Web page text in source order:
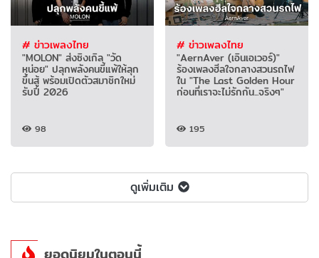
# ข่าวเพลงไทย
"MOLON" ส่งซิงเกิล "วัด
หน่อย" ปลุกพลังคนขี้แพ้ให้ลุก
ขึ้นสู้ พร้อมเปิดตัวสมาชิกใหม่
รับปี 2026
98
# ข่าวเพลงไทย
"AernAver (เอินเอเวอร์)"
ร้องเพลงฮีลใจกลางสวนรถไฟ
ใน "The Last Golden Hour
ก่อนที่เราจะไม่รักกัน...จริงๆ"
195
ดูเพิ่มเติม
ยอดนิยมในตอนนี้